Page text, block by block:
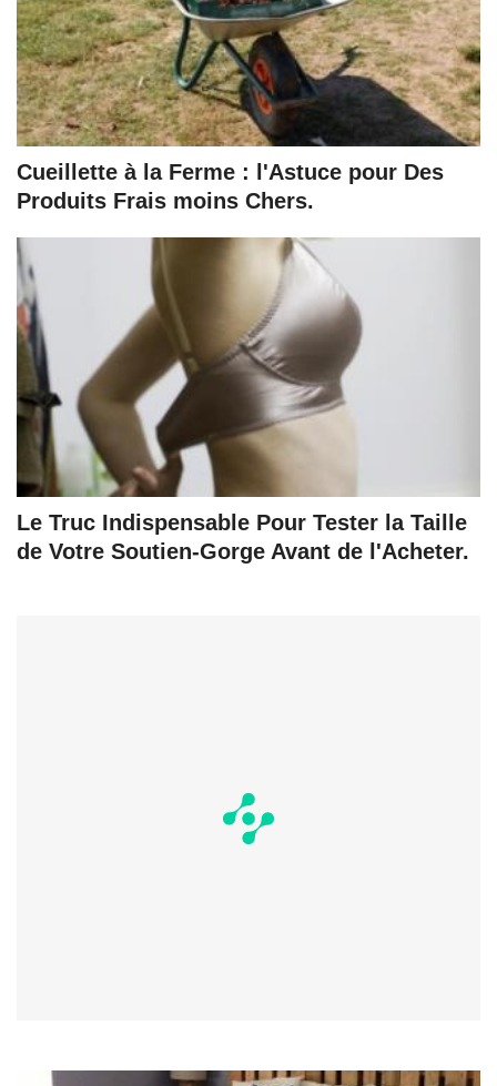
Cueillette à la Ferme : l'Astuce pour Des
Produits Frais moins Chers.
Le Truc Indispensable Pour Tester la Taille
de Votre Soutien-Gorge Avant de l'Acheter.